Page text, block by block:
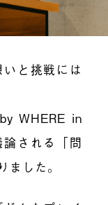
と挑戦には
WHERE in
される「問
した。